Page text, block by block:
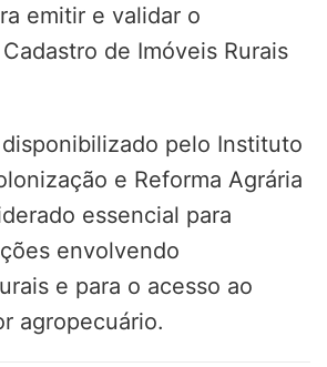
emitir e validar o
de Imóveis Rurais
pelo Instituto
e Reforma Agrária
essencial para
envolvendo
e para o acesso ao
agropecuário.